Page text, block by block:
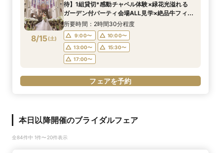
8/15(土)
待】1組貸切*感動チャペル体験×緑花光溢れる
ガーデン付パーティ会場ALL見学×絶品牛フィレ
試食付
所要時間：2時間30分程度
9:00〜
10:00〜
13:00〜
15:30〜
17:00〜
フェアを予約
本日以降開催のブライダルフェア
全84件中 1件〜20件表示